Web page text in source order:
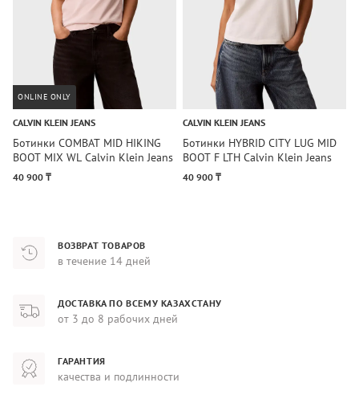
ONLINE ONLY
CALVIN KLEIN JEANS
Ботинки COMBAT MID HIKING
BOOT MIX WL Calvin Klein Jeans
40 900 ₸
CALVIN KLEIN JEANS
Ботинки HYBRID CITY LUG MID
BOOT F LTH Calvin Klein Jeans
40 900 ₸
ВОЗВРАТ ТОВАРОВ
в течение 14 дней
ДОСТАВКА ПО ВСЕМУ КАЗАХСТАНУ
от 3 до 8 рабочих дней
ГАРАНТИЯ
качества и подлинности